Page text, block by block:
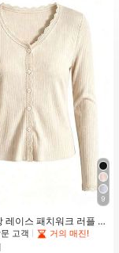
9
레이스 패치워크 러플 소
건 경량 자외선 차단 재
고객
거의 매진!